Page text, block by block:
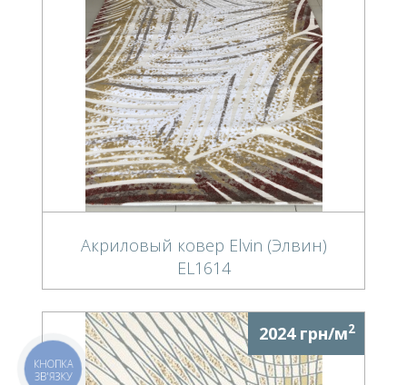
Акриловый ковер Elvin (Элвин)
EL1614
2024 грн/м2
КНОПКА
ЗВ'ЯЗКУ